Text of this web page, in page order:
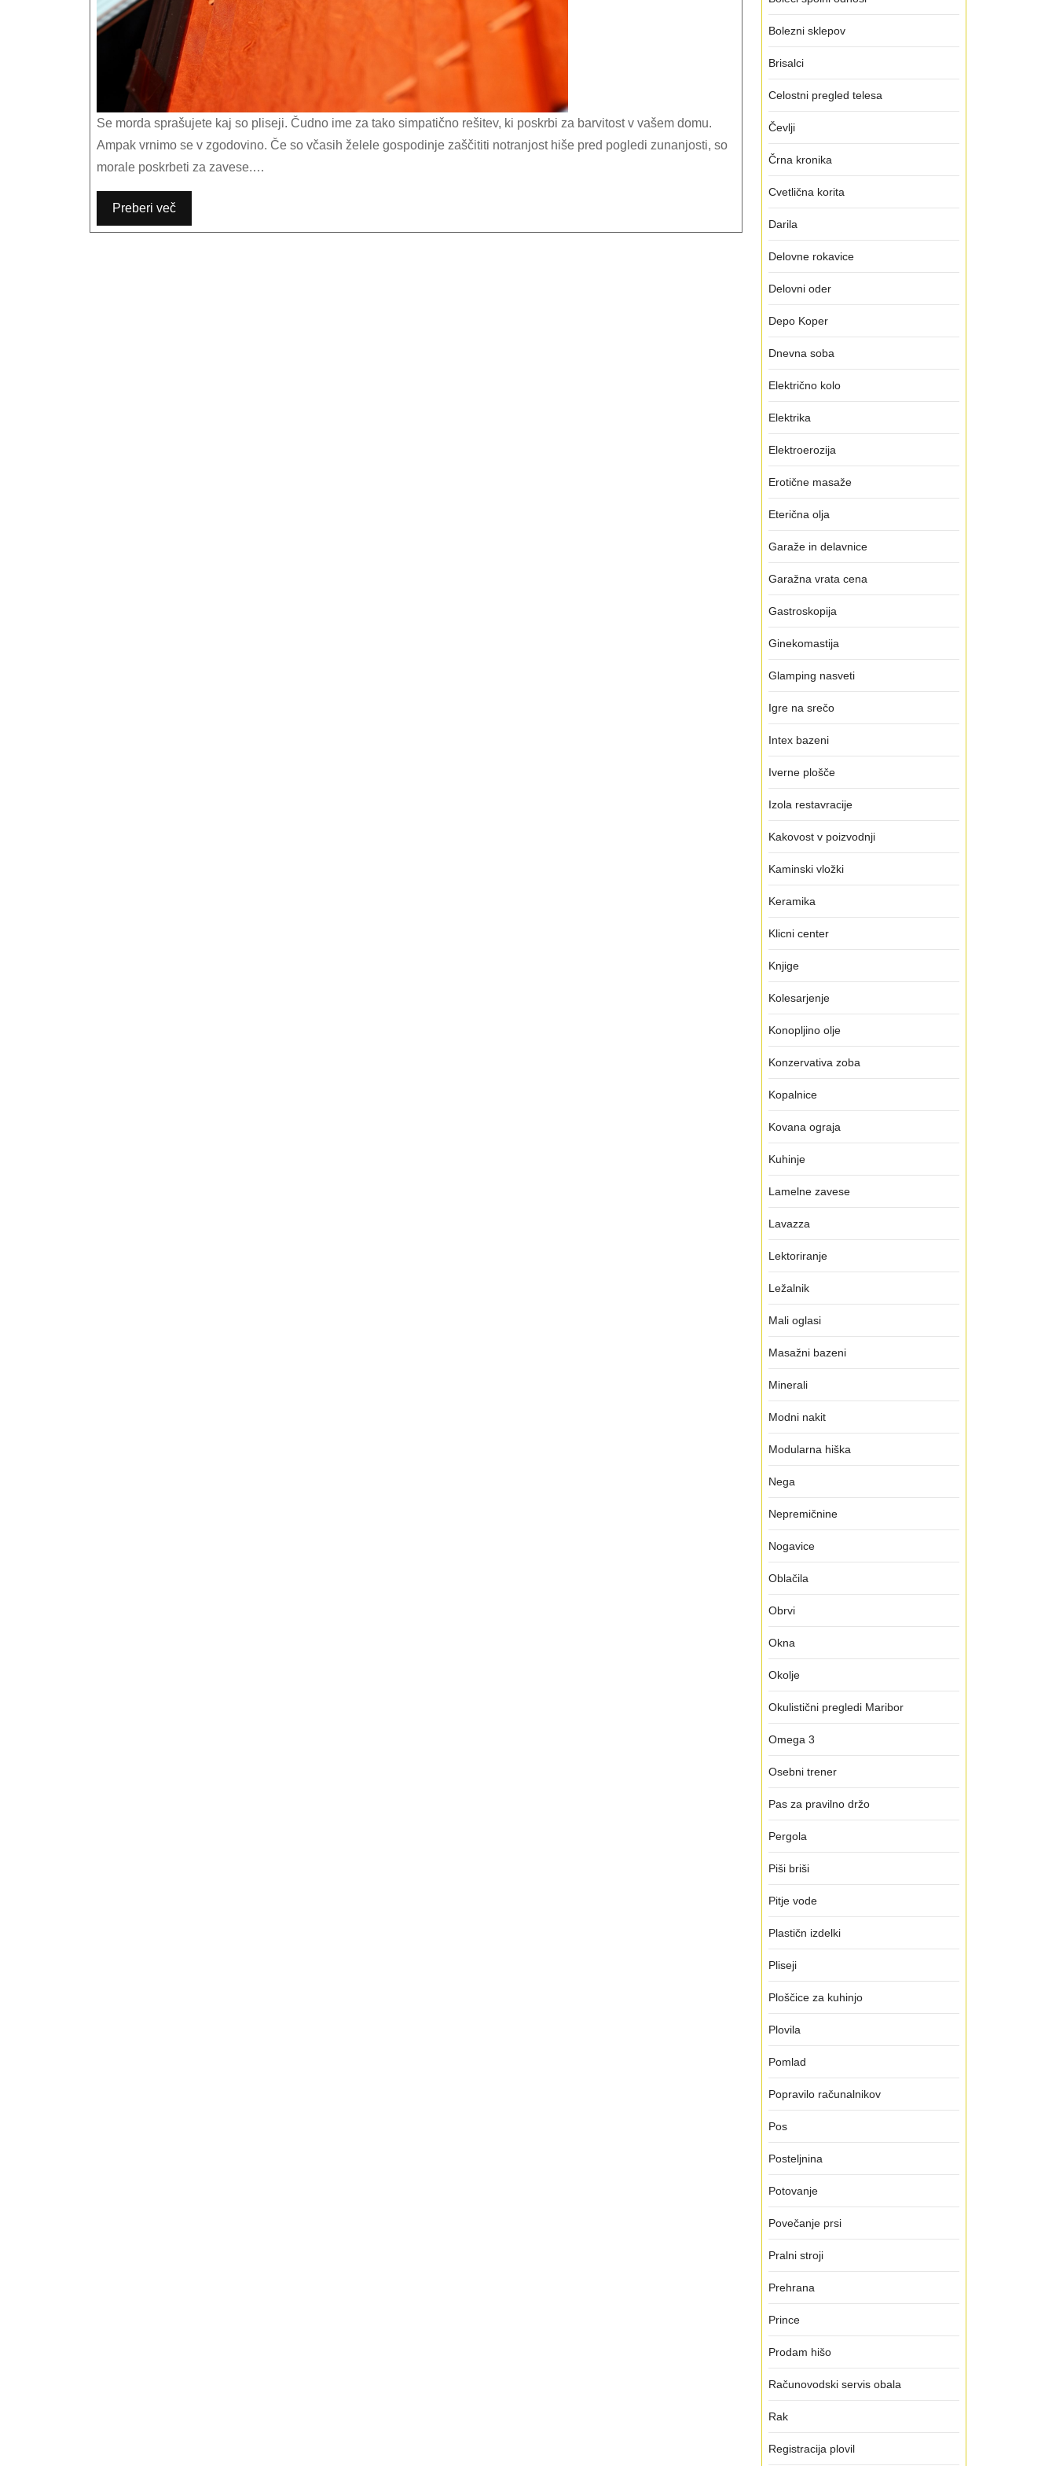
Se morda sprašujete kaj so pliseji. Čudno ime za tako simpatično rešitev, ki poskrbi za barvitost v vašem domu.
Ampak vrnimo se v zgodovino. Če so včasih želele gospodinje zaščititi notranjost hiše pred pogledi zunanjosti, so
morale poskrbeti za zavese.…
Preberi več
Bolezni sklepov
Brisalci
Celostni pregled telesa
Čevlji
Črna kronika
Cvetlična korita
Darila
Delovne rokavice
Delovni oder
Depo Koper
Dnevna soba
Električno kolo
Elektrika
Elektroerozija
Erotične masaže
Eterična olja
Garaže in delavnice
Garažna vrata cena
Gastroskopija
Ginekomastija
Glamping nasveti
Igre na srečo
Intex bazeni
Iverne plošče
Izola restavracije
Kakovost v poizvodnji
Kaminski vložki
Keramika
Klicni center
Knjige
Kolesarjenje
Konopljino olje
Konzervativa zoba
Kopalnice
Kovana ograja
Kuhinje
Lamelne zavese
Lavazza
Lektoriranje
Ležalnik
Mali oglasi
Masažni bazeni
Minerali
Modni nakit
Modularna hiška
Nega
Nepremičnine
Nogavice
Oblačila
Obrvi
Okna
Okolje
Okulistični pregledi Maribor
Omega 3
Osebni trener
Pas za pravilno držo
Pergola
Piši briši
Pitje vode
Plastičn izdelki
Pliseji
Ploščice za kuhinjo
Plovila
Pomlad
Popravilo računalnikov
Pos
Posteljnina
Potovanje
Povečanje prsi
Pralni stroji
Prehrana
Prince
Prodam hišo
Računovodski servis obala
Rak
Registracija plovil